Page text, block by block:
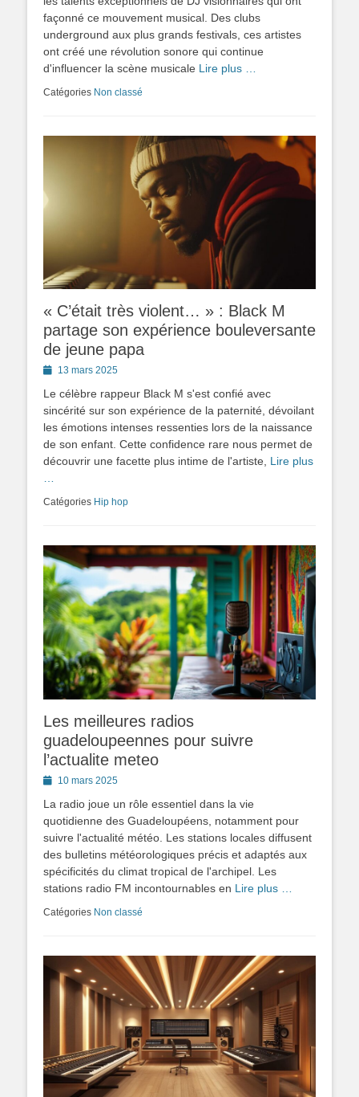
façonné ce mouvement musical. Des clubs
underground aux plus grands festivals, ces artistes
ont créé une révolution sonore qui continue
d'influencer la scène musicale Lire plus …
Catégories Non classé
« C’était très violent… » : Black M
partage son expérience bouleversante
de jeune papa
Posted13 mars 2025
Le célèbre rappeur Black M s'est confié avec
sincérité sur son expérience de la paternité, dévoilant
les émotions intenses ressenties lors de la naissance
de son enfant. Cette confidence rare nous permet de
découvrir une facette plus intime de l'artiste, Lire plus
Catégories Hip hop
Les meilleures radios
guadeloupeennes pour suivre
l’actualite meteo
Posted10 mars 2025
La radio joue un rôle essentiel dans la vie
quotidienne des Guadeloupéens, notamment pour
suivre l'actualité météo. Les stations locales diffusent
des bulletins météorologiques précis et adaptés aux
spécificités du climat tropical de l'archipel. Les
stations radio FM incontournables en Lire plus …
Catégories Non classé